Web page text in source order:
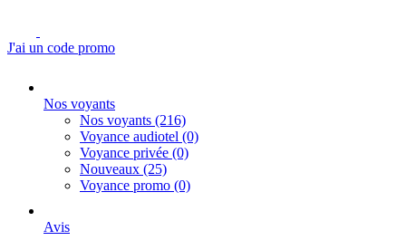
J'ai un code promo
Nos voyants
Nos voyants (216)
Voyance audiotel (0)
Voyance privée (0)
Nouveaux (25)
Voyance promo (0)
Avis